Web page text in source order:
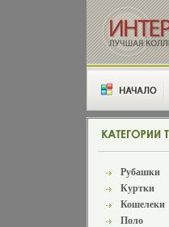
Рубашки
Куртки
Кошелеки
Поло